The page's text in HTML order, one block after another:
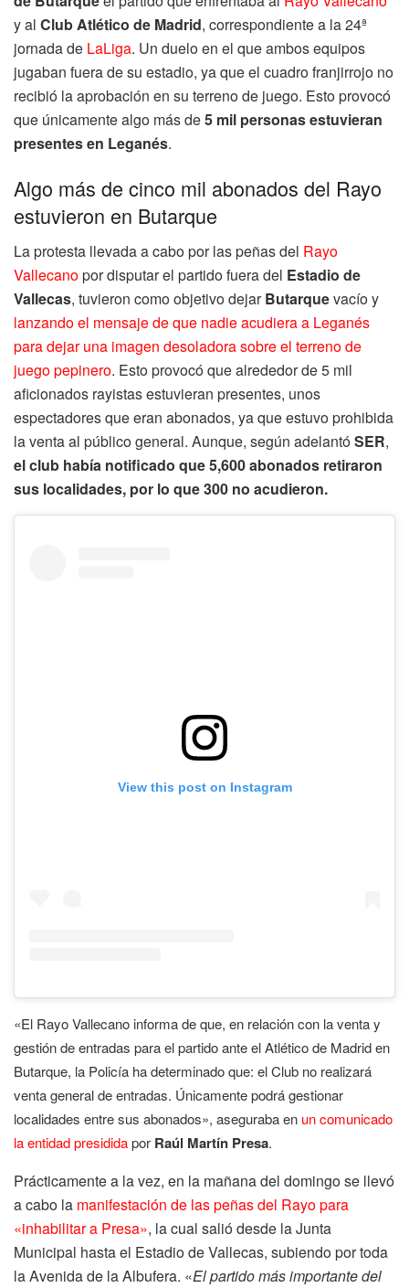
y al Club Atlético de Madrid, correspondiente a la 24ª
jornada de LaLiga. Un duelo en el que ambos equipos
jugaban fuera de su estadio, ya que el cuadro franjirrojo no
recibió la aprobación en su terreno de juego. Esto provocó
que únicamente algo más de5 mil personas estuvieran
presentes en Leganés.
Algo más de cinco mil abonados del Rayo
estuvieron en Butarque
La protesta llevada a cabo por las peñas del Rayo
Vallecanopor disputar el partido fuera del Estadio de
Vallecas, tuvieron como objetivo dejarButarquevacío y
lanzando el mensaje de que nadie acudiera a Leganés
para dejar una imagen desoladora sobre el terreno de
juego pepinero. Esto provocó que alrededor de 5 mil
aficionados rayistas estuvieran presentes, unos
espectadores que eran abonados, ya que estuvo prohibida
la venta al público general. Aunque, según adelantóSER,
el club había notificado que 5,600 abonados retiraron
sus localidades, por lo que 300 no acudieron.
View this post on Instagram
«El Rayo Vallecano informa de que, en relación con la venta y
gestión de entradas para el partido ante el Atlético de Madrid en
Butarque, la Policía ha determinado que: el Club no realizará
venta general de entradas. Únicamente podrá gestionar
localidades entre sus abonados», aseguraba en un comunicado
la entidad presididapor Raúl Martín Presa.
Prácticamente a la vez, en la mañana del domingo se llevó
a cabo la manifestación de las peñas del Rayo para
«inhabilitar a Presa», la cual salió desde la Junta
Municipal hasta el Estadio de Vallecas, subiendo por toda
la Avenida de la Albufera. «El partido más importante del